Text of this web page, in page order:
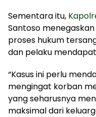
Sementara itu,
Santoso
proses hukum
dan pelaku
“Kasus ini perlu
mengingat korban
yang seharusnya
maksimal dari